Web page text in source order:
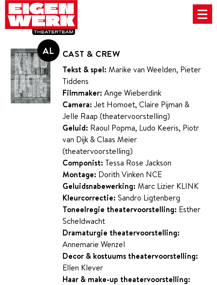
Skip
to
main
content
UITGELICHT
LTTRS
Knap Lastig
Eigen Werk Kinderkanaal
Sapietom podcast
Voorstellingen
Impact / Educatie
Het Theaterteam
Podcast Sapietom
AL CAST & CREW
Tekst & spel: Marike van Weelden, Pieter
Tiddens
Filmmaker: Ange Wieberdink
Camera: Jet Homoet, Claire Pijman &
Jelle Raap (theatervoorstelling)
Geluid: Raoul Popma, Ludo Keeris, Piotr
van Dijk & Claas Meier
(theatervoorstelling)
Componist: Tessa Rose Jackson
Montage: Dorith Vinken NCE
Geluidsnabewerking: Marc Lizier KLINK
Kleurcorrectie: Sandro Ligtenberg
Toneelregie theatervoorstelling: Esther
Scheldwacht
Dramaturgie theatervoorstelling:
Annemarie Wenzel
Decor & kostuums theatervoorstelling:
Ellen Klever
Haar & make-up theatervoorstelling: